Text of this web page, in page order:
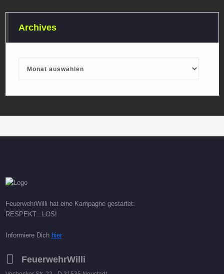
Archives
FeuerwehrWilli hat eine Kampagne gestartet:
RESPEKT...LOS!
Informiere Dich hier
FeuerwehrWilli